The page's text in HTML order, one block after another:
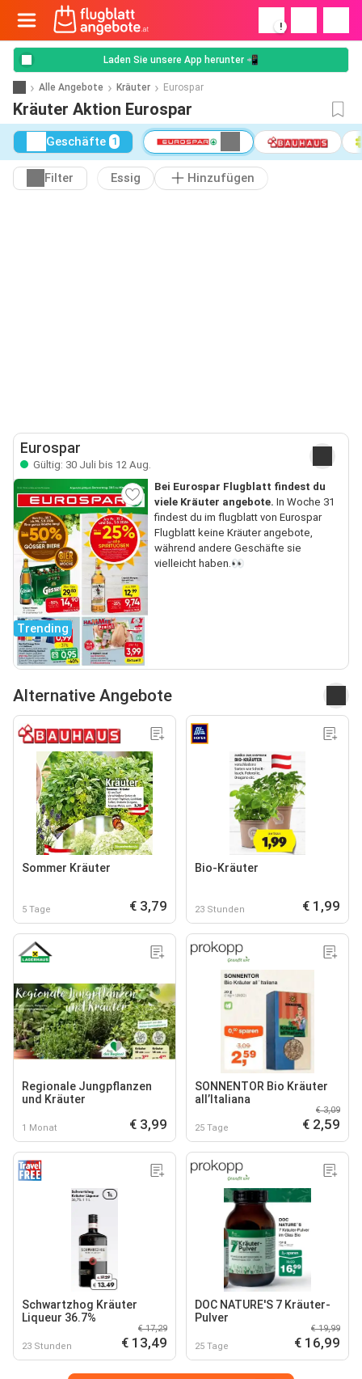
!
Laden Sie unsere App herunter 📲
Alle Angebote Kräuter Eurospar
Kräuter Aktion Eurospar
Geschäfte 1
Filter Essig Hinzufügen
Eurospar
Gültig: 30 Juli bis 12 Aug.
Trending
Bei Eurospar Flugblatt findest du
viele Kräuter angebote. In Woche 31
findest du im flugblatt von Eurospar
Flugblatt keine Kräuter angebote,
während andere Geschäfte sie
vielleicht haben.👀
Alternative Angebote
Sommer Kräuter
5 Tage € 3,79
Bio-Kräuter
23 Stunden € 1,99
Regionale Jungpflanzen
und Kräuter
1 Monat € 3,99
SONNENTOR Bio Kräuter
all’Italiana
25 Tage
€ 3,09
€ 2,59
Schwartzhog Kräuter
Liqueur 36.7%
23 Stunden
€ 17,29
€ 13,49
DOC NATURE'S 7 Kräuter-
Pulver
25 Tage
€ 19,99
€ 16,99